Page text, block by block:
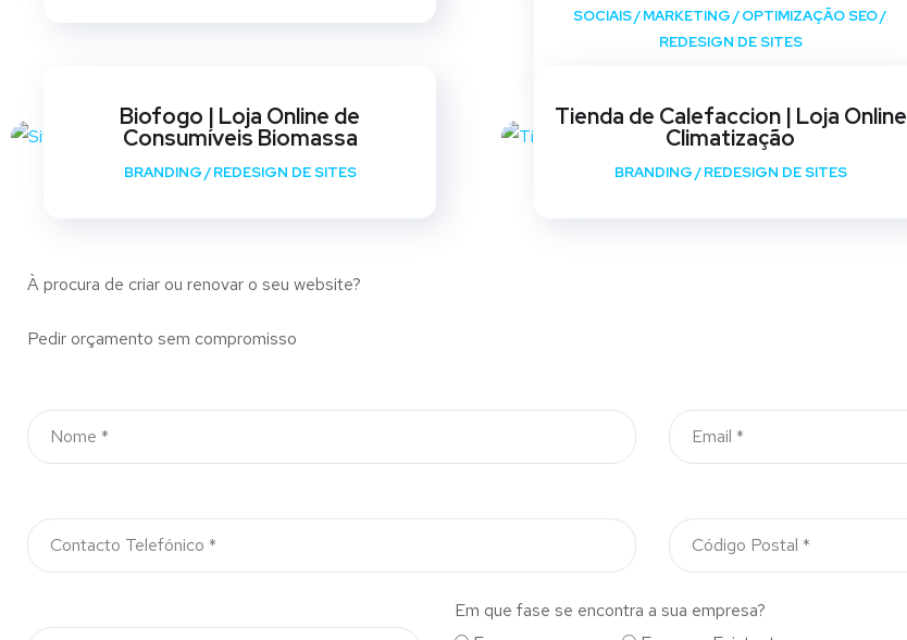
SOCIAIS/MARKETING/OPTIMIZAÇÃO SEO/
REDESIGN DE SITES
Biofogo | Loja Online de
Consumíveis Biomassa
BRANDING/REDESIGN DE SITES
Tienda de Calefaccion | Loja Online
Climatização
BRANDING/REDESIGN DE SITES
À procura de criar ou renovar o seu website?
Pedir orçamento sem compromisso
Em que fase se encontra a sua empresa?